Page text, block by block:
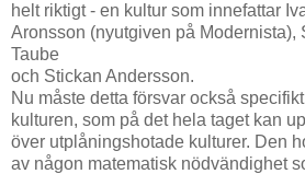
helt riktigt - en kultur som innefattar
Aronsson (nyutgiven på Modernista),
Taube
och Stickan Andersson.
Nu måste detta försvar också
kulturen, som på det hela taget kan
över utplåningshotade kulturer. Den
av någon matematisk nödvändighet